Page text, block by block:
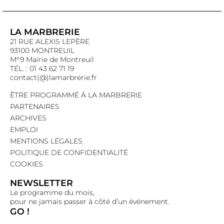
LA MARBRERIE
21 RUE ALEXIS LEPÈRE
93100 MONTREUIL
M°9 Mairie de Montreuil
TÉL. : 01 43 62 71 19
contact(@)lamarbrerie.fr
ÊTRE PROGRAMMÉ À LA MARBRERIE
PARTENAIRES
ARCHIVES
EMPLOI
MENTIONS LÉGALES
POLITIQUE DE CONFIDENTIALITÉ
COOKIES
NEWSLETTER
Le programme du mois,
pour ne jamais passer à côté d’un événement.
GO !